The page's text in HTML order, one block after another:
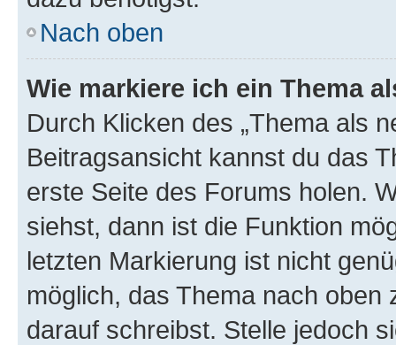
Nach oben
Wie markiere ich ein Thema
Durch Klicken des „Thema als
Beitragsansicht kannst du das
erste Seite des Forums holen.
siehst, dann ist die Funktion
letzten Markierung ist nicht
möglich, das Thema nach oben
darauf schreibst. Stelle jedoch